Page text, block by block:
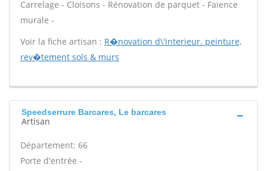
Carrelage - Cloisons - Rénovation de parquet - Faïence
murale -
Voir la fiche artisan : R�novation d\'interieur. peinture,
rev�tement sols & murs
Speedserrure Barcares, Le barcares
Artisan
Département: 66
Porte d'entrée -